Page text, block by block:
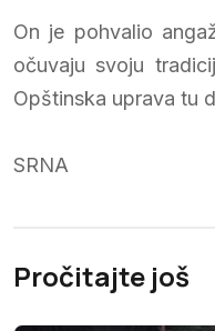
On je pohvalio
očuvaju svoju
Opštinska uprava tu
SRNA
Pročitajte još